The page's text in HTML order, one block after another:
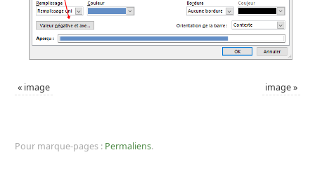
« image image»
Pour marque-pages : Permaliens.